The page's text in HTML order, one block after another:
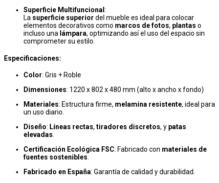
Superficie Multifuncional :
La superficie superior del mueble es ideal para colocar
elementos decorativos como marcos de fotos, plantas o
incluso una lámpara, optimizando así el uso del espacio sin
comprometer su estilo.
Especificaciones:
Color: Gris + Roble
Dimensiones: 1220 x 802 x 480 mm (alto x ancho x fondo)
Materiales: Estructura firme, melamina resistente, ideal para
un uso diario.
Diseño: Líneas rectas, tiradores discretos, y patas
elevadas.
Certificación Ecológica FSC: Fabricado con materiales de
fuentes sostenibles.
Fabricado en España: Garantía de calidad y durabilidad.